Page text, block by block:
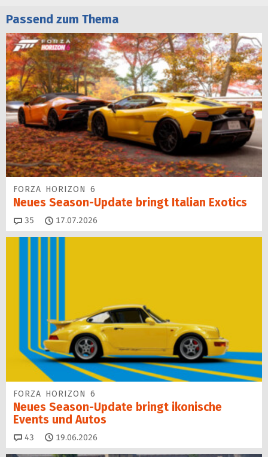
Passend zum Thema
FORZA HORIZON 6
Neues Season-Update bringt Italian Exotics
35 Kommentare
17.07.2026
FORZA HORIZON 6
Neues Season-Update bringt ikonische
Events und Autos
43 Kommentare
19.06.2026